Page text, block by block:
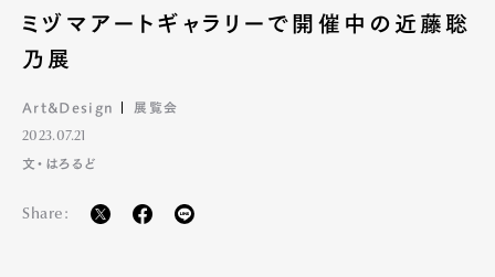
ミヅマアートギャラリーで開催中の近藤聡
乃展
Art&Design 展覧会
2023.07.21
文・はろるど
Share: